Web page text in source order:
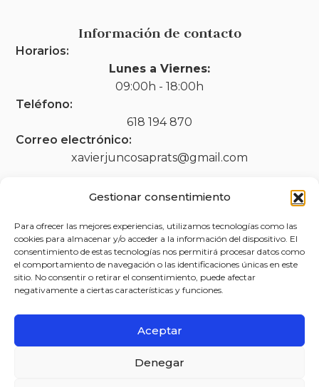
Gestionar consentimiento
Para ofrecer las mejores experiencias, utilizamos tecnologías como las
cookies para almacenar y/o acceder a la información del dispositivo. El
consentimiento de estas tecnologías nos permitirá procesar datos como
el comportamiento de navegación o las identificaciones únicas en este
sitio. No consentir o retirar el consentimiento, puede afectar
negativamente a ciertas características y funciones.
Aceptar
Denegar
Información de contacto
Horarios:
Lunes a Viernes:
09:00h - 18:00h
Teléfono:
618 194 870
Correo electrónico:
xavierjuncosaprats@gmail.com
Legal
Aviso legal
Política de privacidad
Accesibilidad